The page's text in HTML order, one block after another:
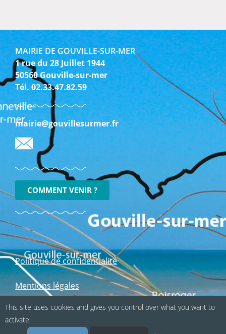
MAIRIE DE GOUVILLE-SUR-MER
1 rue du 28 Juillet 1944
50560 Gouville-sur-mer
Tél. 02.33.47.82.59
mairie@gouvillesurmer.fr
COMMENT VENIR ?
Politique de confidentialité
Mentions légales
This site uses cookies and gives you control over what you want to
activate